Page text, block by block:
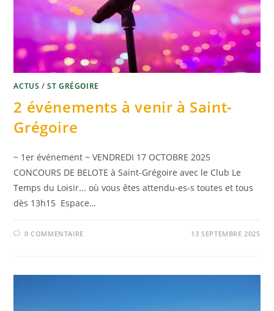
ACTUS /ST GRÉGOIRE
2 événements à venir à Saint-
Grégoire
~ 1er événement ~ VENDREDI 17 OCTOBRE 2025
CONCOURS DE BELOTE à Saint-Grégoire avec le Club Le
Temps du Loisir... où vous êtes attendu-es-s toutes et tous
dès 13h15 Espace…
0 COMMENTAIRE 13 SEPTEMBRE 2025